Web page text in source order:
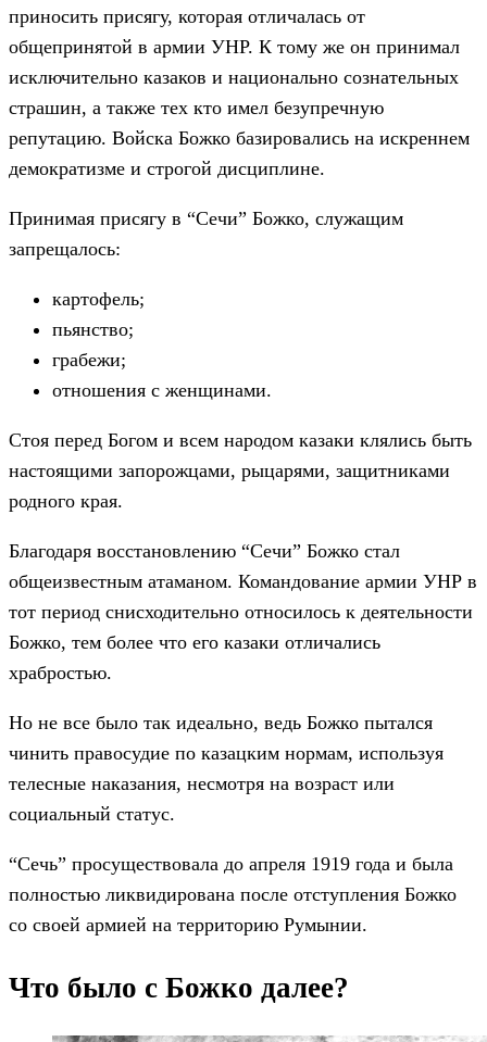
приносить присягу, которая отличалась от
общепринятой в армии УНР. К тому же он принимал
исключительно казаков и национально сознательных
страшин, а также тех кто имел безупречную
репутацию. Войска Божко базировались на искреннем
демократизме и строгой дисциплине.
Принимая присягу в “Сечи” Божко, служащим
запрещалось:
картофель;
пьянство;
грабежи;
отношения с женщинами.
Стоя перед Богом и всем народом казаки клялись быть
настоящими запорожцами, рыцарями, защитниками
родного края.
Благодаря восстановлению “Сечи” Божко стал
общеизвестным атаманом. Командование армии УНР в
тот период снисходительно относилось к деятельности
Божко, тем более что его казаки отличались
храбростью.
Но не все было так идеально, ведь Божко пытался
чинить правосудие по казацким нормам, используя
телесные наказания, несмотря на возраст или
социальный статус.
“Сечь” просуществовала до апреля 1919 года и была
полностью ликвидирована после отступления Божко
со своей армией на территорию Румынии.
Что было с Божко далее?